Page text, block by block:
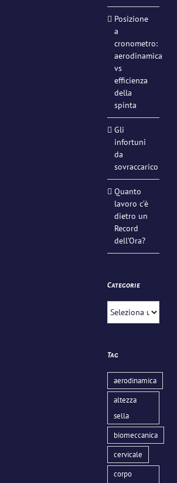
Posizione
a
cronometro:
aerodinamica
vs
efficienza
della
spinta
Gli
infortuni
da
sovraccarico
Quanto
lavoro c’è
dietro un
Record
dell’Ora?
Categorie
Tag
aerodinamica
altezza
sella
biomeccanica
cervicale
corpo